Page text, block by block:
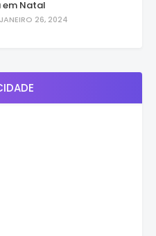
em Natal
26, 2024